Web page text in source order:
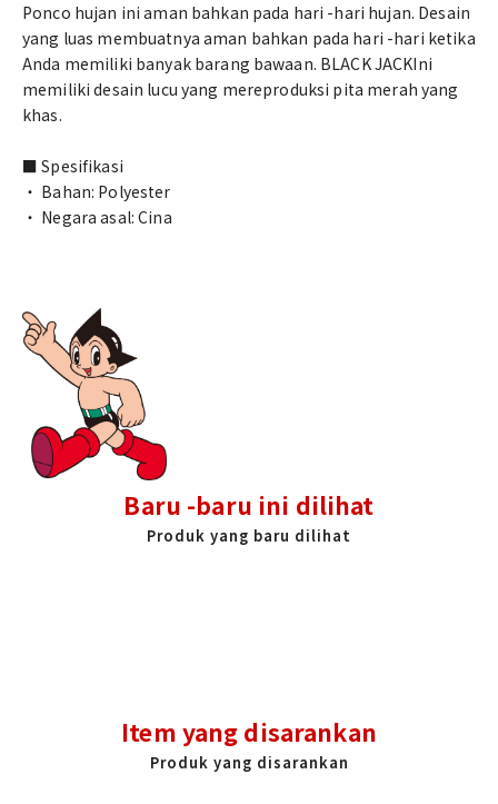
Ponco hujan ini aman bahkan pada hari -hari hujan. Desain
yang luas membuatnya aman bahkan pada hari -hari ketika
Anda memiliki banyak barang bawaan. BLACK JACKIni
memiliki desain lucu yang mereproduksi pita merah yang
khas.
■ Spesifikasi
・ Bahan: Polyester
・ Negara asal: Cina
Baru -baru ini dilihat
Produk yang baru dilihat
Item yang disarankan
Produk yang disarankan